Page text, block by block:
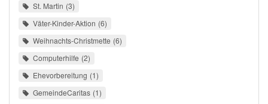
St. Martin 3
Väter-Kinder-Aktion 6
Weihnachts-Christmette 6
Computerhilfe 2
Ehevorbereitung 1
GemeindeCaritas 1